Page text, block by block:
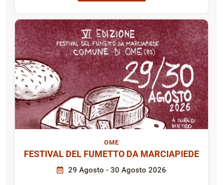
OME
FESTIVAL DEL FUMETTO DA MARCIAPIEDE
29 Agosto - 30 Agosto 2026